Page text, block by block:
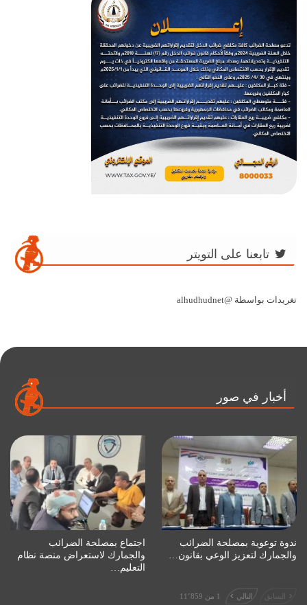
تابعنا على التويتر
تغريدات بواسطة @alhudhudnet
أخبار في صور
ندوة توعوية بمصلحة الضرائب
والجمارك لتعزيز الوعي بقانون…
اجتماع بمصلحة الضرائب
والجمارك لاستعراض منصة نظام
التعليم…
السابق التالي 1 من 11٬859